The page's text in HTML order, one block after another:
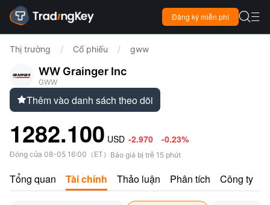
Đăng ký miễn phí  
Thị trường / Cổ phiếu / gww
WW Grainger Inc
GWW
Thêm vào danh sách theo dõi
1282.100 USD -2.970 -0.23%
Đóng cửa 08-05 16:00 （ ET ） Báo giá bị trễ 15 phút
Tổng quan Tài chính Thảo luận Phân tích Công ty